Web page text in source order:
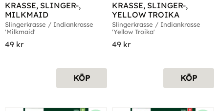
KRASSE, SLINGER-,
MILKMAID
Slingerkrasse / Indiankrasse
'Milkmaid'
49 kr
KÖP
KRASSE, SLINGER-,
YELLOW TROIKA
Slingerkrasse / Indiankrasse
'Yellow Troika'
49 kr
KÖP